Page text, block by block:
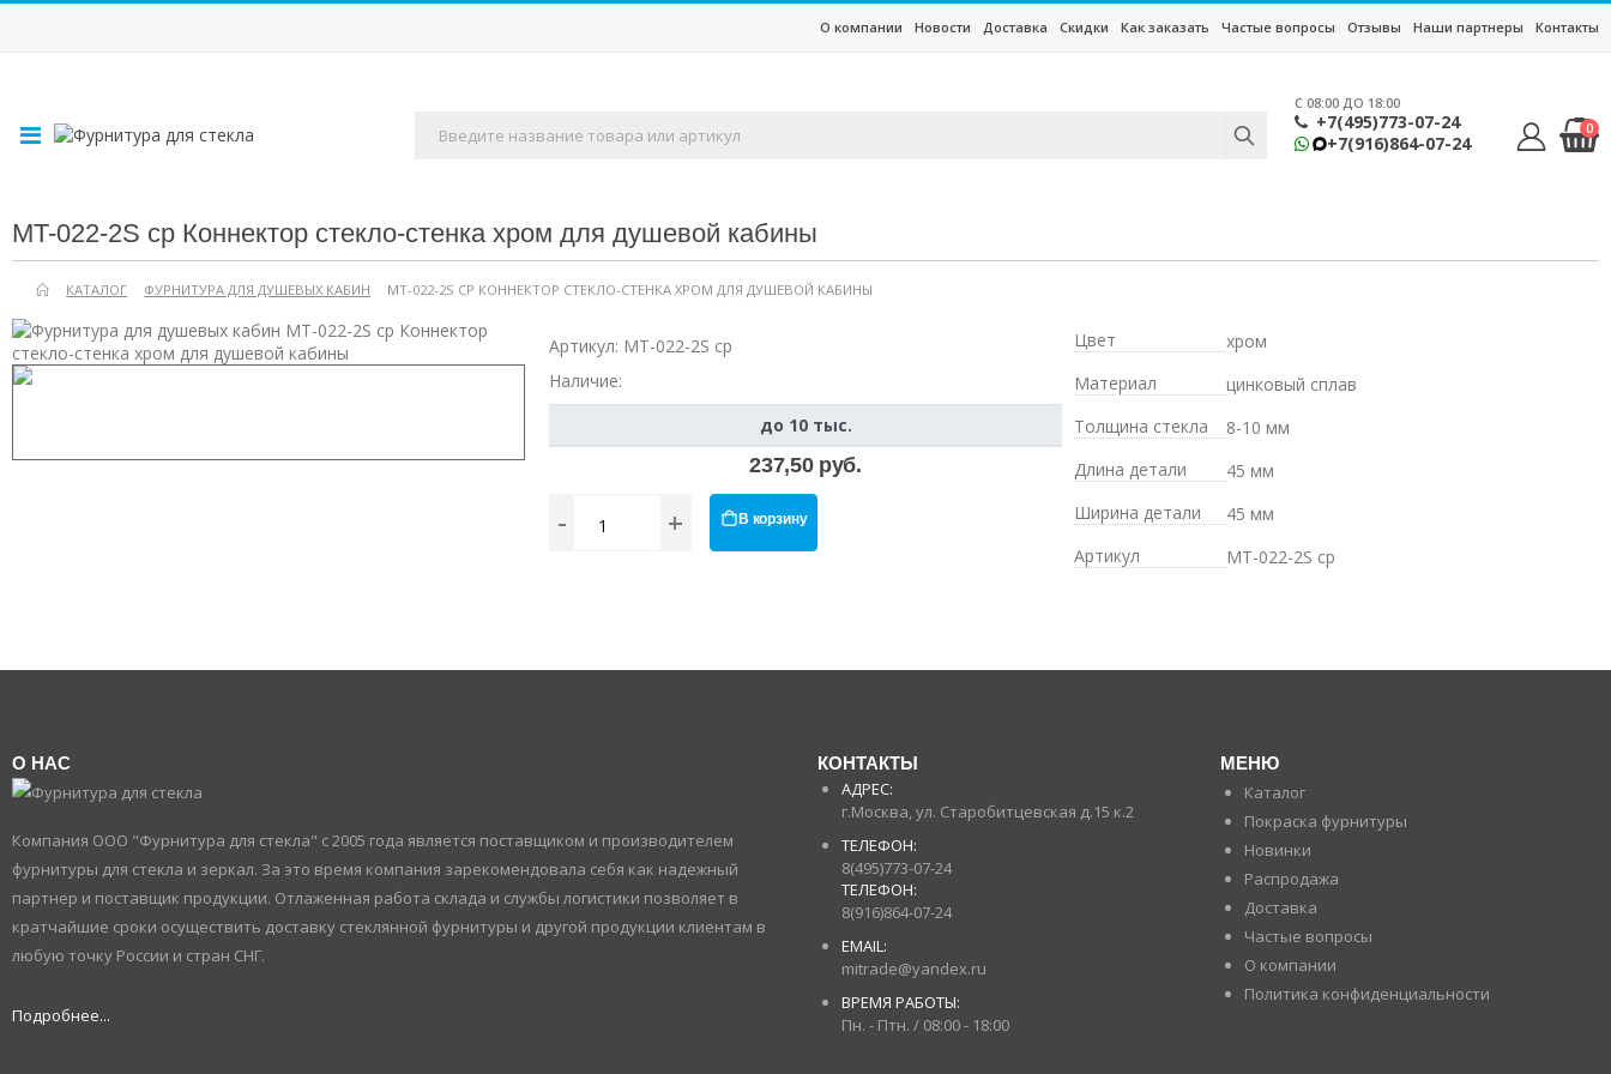
О компании Новости Доставка Скидки Как заказать Частые вопросы Отзывы Наши партнеры Контакты
C 08:00 ДО 18:00
+7(495)773-07-24
+7(916)864-07-24
0
MT-022-2S cp Коннектор стекло-стенка хром для душевой кабины
КАТАЛОГ ФУРНИТУРА ДЛЯ ДУШЕВЫХ КАБИН MT-022-2S CP КОННЕКТОР СТЕКЛО-СТЕНКА ХРОМ ДЛЯ ДУШЕВОЙ КАБИНЫ
Артикул: MT-022-2S cp
Наличие:
до 10 тыс.
237,50 руб.
- + В корзину
Цвет
хром
Материал
цинковый сплав
Толщина стекла
8-10 мм
Длина детали
45 мм
Ширина детали
45 мм
Артикул
MT-022-2S cp
О НАС
Компания ООО "Фурнитура для стекла" с 2005 года является поставщиком и производителем
фурнитуры для стекла и зеркал. За это время компания зарекомендовала себя как надежный
партнер и поставщик продукции. Отлаженная работа склада и службы логистики позволяет в
кратчайшие сроки осуществить доставку стеклянной фурнитуры и другой продукции клиентам в
любую точку России и стран СНГ.
Подробнее...
КОНТАКТЫ
АДРЕС:
г.Москва, ул. Старобитцевская д.15 к.2
ТЕЛЕФОН:
8(495)773-07-24
ТЕЛЕФОН:
8(916)864-07-24
EMAIL:
mitrade@yandex.ru
ВРЕМЯ РАБОТЫ:
Пн. - Птн. / 08:00 - 18:00
МЕНЮ
Каталог
Покраска фурнитуры
Новинки
Распродажа
Доставка
Частые вопросы
О компании
Политика конфиденциальности